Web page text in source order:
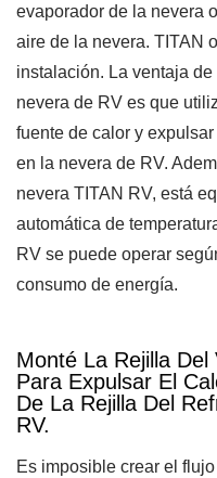
evaporador de la nevera
aire de la nevera. TITAN
instalación. La ventaja
nevera de RV es que
fuente de calor y
en la nevera de RV.
nevera TITAN RV, está
automática de
RV se puede operar
consumo de energía.
Monté La Rejilla
Para Expulsar El
De La Rejilla Del
RV.
Es imposible crear el